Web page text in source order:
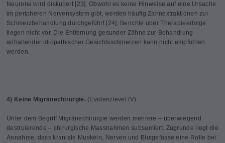
Neurone wird diskutiert [23]. Obwohl es keine Hinweise auf eine Ursache
im peripheren Nervensystem gibt, werden häufig Zahnextraktionen zur
Schmerzbehandlung durchgeführt [24]; Berichte über Therapieerfolge
liegen nicht vor. Die Entfernung gesunder Zähne zur Behandlung
anhaltender idiopathischer Gesichtsschmerzen kann nicht empfohlen
werden.
4) Keine Migränechirurgie. (Evidenzlevel IV)
Unter dem Begriff Migränechirurgie werden mehrere – überwiegend
destruierende – chirurgische Massnahmen subsumiert. Zugrunde liegt die
Annahme, dass kraniale Muskeln, Nerven und Blutgefässe eine Rolle bei